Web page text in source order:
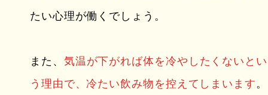
たい心理が働くでしょう。
また、 気温が下がれば体を冷やしたくないとい
う理由で、冷たい飲み物を控えてしまいます 。